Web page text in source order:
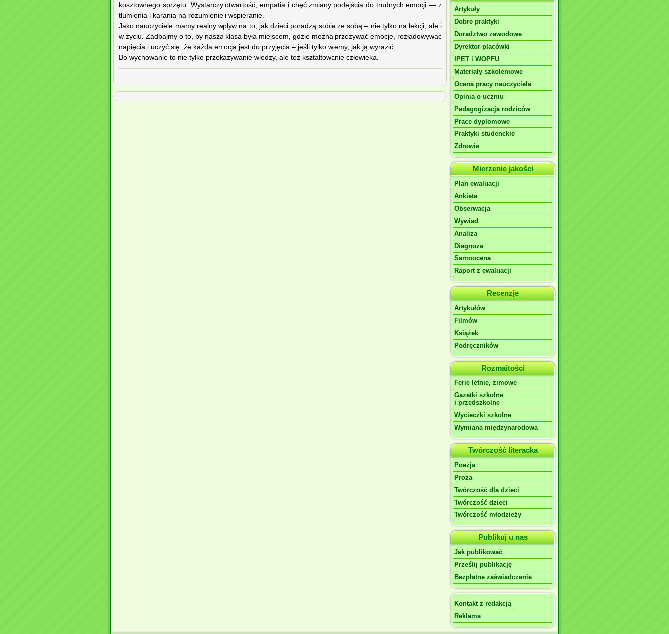
kosztownego sprzętu. Wystarczy otwartość, empatia i chęć zmiany podejścia do trudnych emocji — z
tłumienia i karania na rozumienie i wspieranie.
Jako nauczyciele mamy realny wpływ na to, jak dzieci poradzą sobie ze sobą – nie tylko na lekcji, ale i
w życiu. Zadbajmy o to, by nasza klasa była miejscem, gdzie można przeżywać emocje, rozładowywać
napięcia i uczyć się, że każda emocja jest do przyjęcia – jeśli tylko wiemy, jak ją wyrazić.
Bo wychowanie to nie tylko przekazywanie wiedzy, ale też kształtowanie człowieka.
Artykuły
Dobre praktyki
Doradztwo zawodowe
Dyrektor placówki
IPET i WOPFU
Materiały szkoleniowe
Ocena pracy nauczyciela
Opinia o uczniu
Pedagogizacja rodziców
Prace dyplomowe
Praktyki studenckie
Zdrowie
Mierzenie jakości
Plan ewaluacji
Ankieta
Obserwacja
Wywiad
Analiza
Diagnoza
Samoocena
Raport z ewaluacji
Recenzje
Artykułów
Filmów
Książek
Podręczników
Rozmaitości
Ferie letnie, zimowe
Gazetki szkolne
i przedszkolne
Wycieczki szkolne
Wymiana międzynarodowa
Twórczość literacka
Poezja
Proza
Twórczość dla dzieci
Twórczość dzieci
Twórczość młodzieży
Publikuj u nas
Jak publikować
Prześlij publikację
Bezpłatne zaświadczenie
Kontakt z redakcją
Reklama